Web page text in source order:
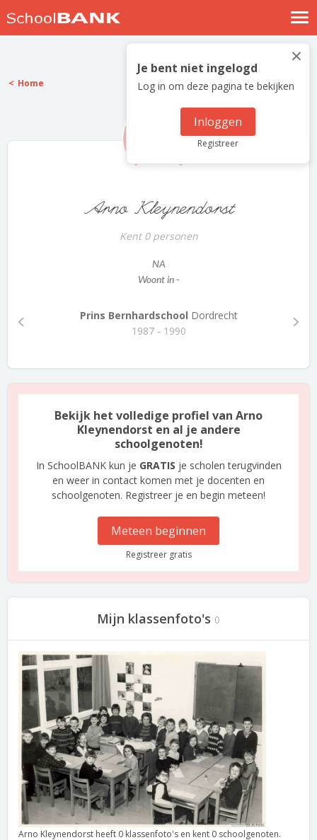
Nostalgische verhalen
Log in
Meld je gratis aan
×
Je bent niet ingelogd
Log in om deze pagina te bekijken
Inloggen
Registreer
Home
Arno Kleynendorst
Kent 0 personen
NA
Woont in -
Prins Bernhardschool Dordrecht
1987 - 1990
Bekijk het volledige profiel van Arno
Kleynendorst en al je andere
schoolgenoten!
In SchoolBANK kun je GRATIS je scholen terugvinden
en weer in contact komen met je docenten en
schoolgenoten. Registreer je en begin meteen!
Meteen beginnen
Registreer gratis
Mijn klassenfoto's 0
Arno Kleynendorst heeft 0 klassenfoto's en kent 0 schoolgenoten.